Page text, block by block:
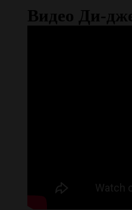
Видео Ди-